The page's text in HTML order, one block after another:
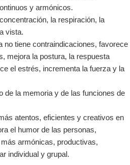
y armónicos.
la respiración, la
vista.
no tiene contraindicaciones, favorece
mejora la postura, la respuesta
el estrés, incrementa la fuerza y la
de la memoria y de las funciones de
atentos, eficientes y creativos en
el humor de las personas,
armónicas, productivas,
individual y grupal.